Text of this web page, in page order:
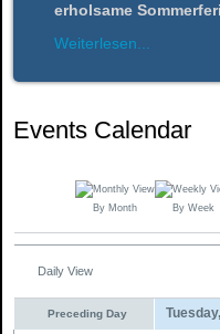
erholsame
Weiterlesen...
Events Calendar
By Month By Week
Daily View
Preceding Day